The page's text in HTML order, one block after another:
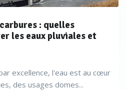
: quelles
les eaux pluviales et
excellence, l'eau est au cœur
des usages domes...